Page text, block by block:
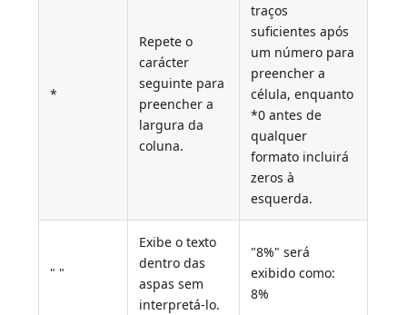
*
Repete o
carácter
seguinte para
preencher a
largura da
coluna.
traços
suficientes após
um número para
preencher a
célula, enquanto
*0 antes de
qualquer
formato incluirá
zeros à
esquerda.
" "
Exibe o texto
dentro das
aspas sem
interpretá-lo.
"8%" será
exibido como:
8%